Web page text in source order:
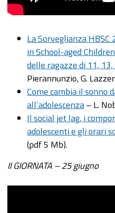
La Sorveglianza
in School-aged
delle ragazze di 11,
Pierannunzio, G.
Come cambia il sonno
all’adolescenza– L.
Il social jet lag, i
adolescenti e gli orari
(pdf 5 Mb).
II GIORNATA – 25 giugno